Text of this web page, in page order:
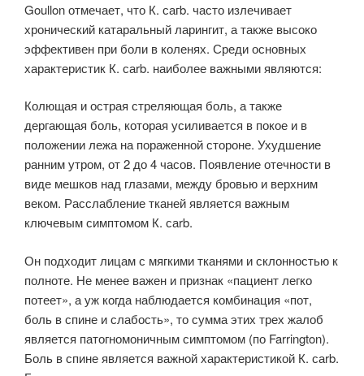
Goullon отмечает, что К. сагb. часто излечивает
хронический катаральный ларингит, а также высоко
эффективен при боли в коленях. Среди основных
характеристик К. саrb. наиболее важными являются:
Колющая и острая стреляющая боль, а также
дергающая боль, которая усиливается в покое и в
положении лежа на пораженной стороне. Ухудшение
ранним утром, от 2 до 4 часов. Появление отечности в
виде мешков над глазами, между бровью и верхним
веком. Расслабление тканей является важным
ключевым симптомом К. саrb.
Он подходит лицам с мягкими тканями и склонностью к
полноте. Не менее важен и признак «пациент легко
потеет», а уж когда наблюдается комбинация «пот,
боль в спине и слабость», то сумма этих трех жалоб
является патогномоничным симптомом (по Farrington).
Боль в спине является важной характеристикой К. саrb.